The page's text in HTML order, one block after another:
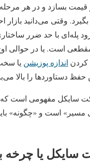
بسازد و در هر
وقتی می‌دانید بازار
پله‌ای با حد ضرر
است. یا در حوالی
اندازه پوزیشن یا
دستاوردها را بالا
سایکل مفهومی است
مسیر» است و «چگونه»
سایکل یا چرخه